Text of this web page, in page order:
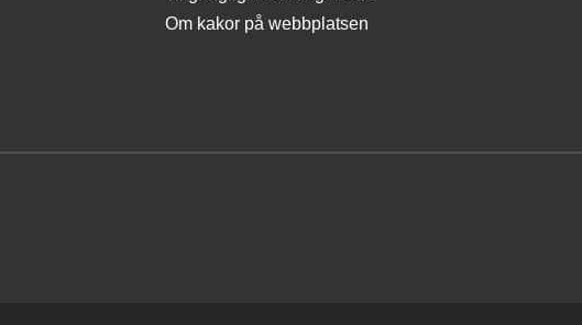
Om kakor på webbplatsen